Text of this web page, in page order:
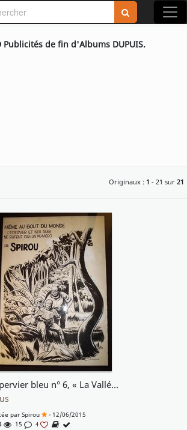
nous sur 2DG !
planches et illustrations
membres
S'inscrire
Publicités de fin d'Albums DUPUIS.
Originaux : 1 - 21 sur 21
L'Epervier bleu n° 6, « La Vallée interdite », 1954.
par Spirou
- 12/06/2015
15 4